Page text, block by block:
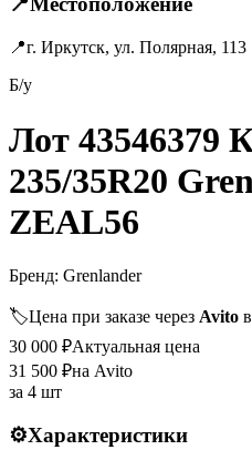
📍г. Иркутск, ул. Полярная, 113
Б/у
Лот 43546379
235/35R20
ZEAL56
Бренд: Grenlander
🏷️Цена при заказе через Avito
30 000 ₽Актуальная цена
31 500 ₽на Avito
за 4 шт
⚙️Характеристики